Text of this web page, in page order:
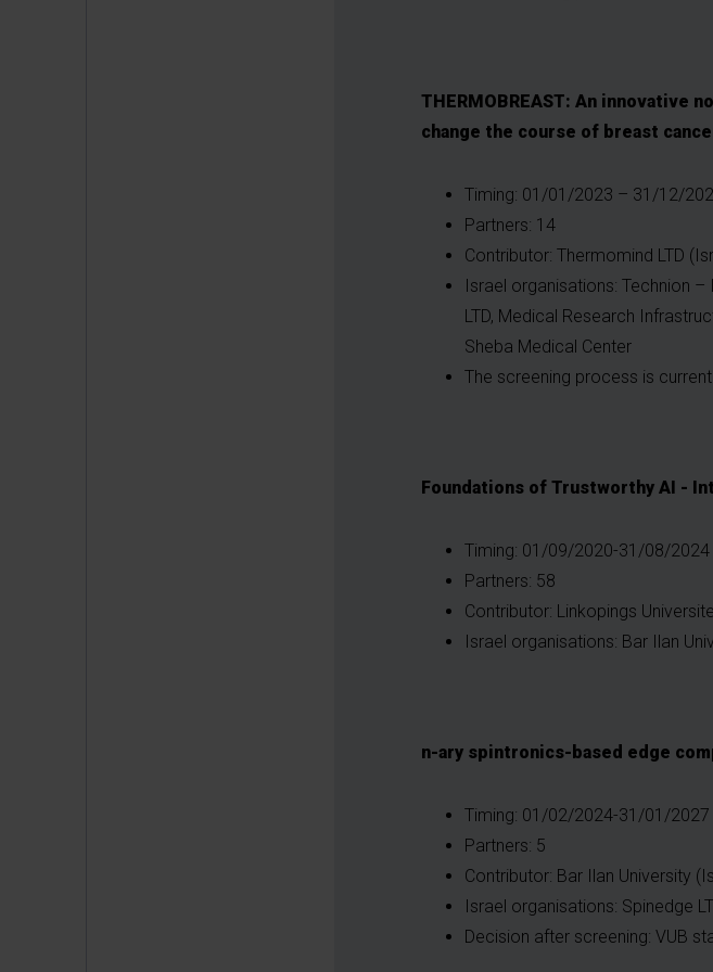
THERMOBREAST: An innovative
change the course of breast
Timing: 01/01/2023 – 31/12/
Partners: 14
Contributor: Thermomind LTD
Israel organisations: Technion
LTD, Medical Research
Sheba Medical Center
The screening process is
Foundations of Trustworthy AI -
Timing: 01/09/2020-31/08/2024
Partners: 58
Contributor: Linkopings
Israel organisations: Bar Ilan
n-ary spintronics-based edge
Timing: 01/02/2024-31/01/2027
Partners: 5
Contributor: Bar Ilan University
Israel organisations: Spinedge
Decision after screening: VUB